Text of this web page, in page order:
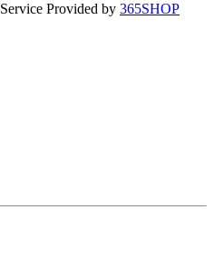
Service Provided by 365SHOP